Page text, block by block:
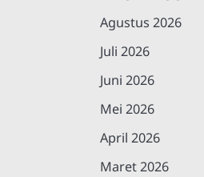
Agustus 2026
Juli 2026
Juni 2026
Mei 2026
April 2026
Maret 2026